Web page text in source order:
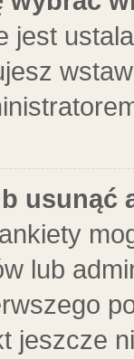
jest
usunąć
lub
jeszcze